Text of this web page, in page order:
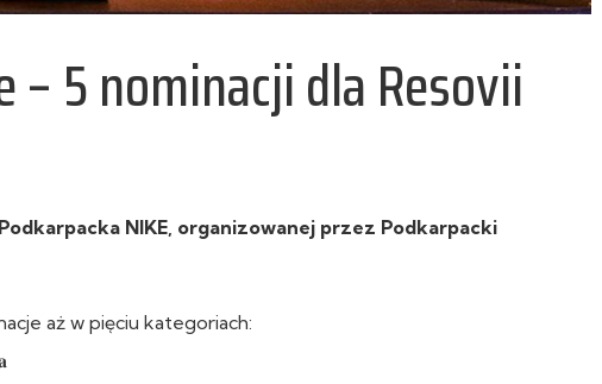
– 5 nominacji dla Resovii
NIKE, organizowanej przez Podkarpacki
aż w pięciu kategoriach: